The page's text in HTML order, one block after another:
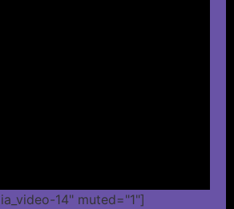
14" muted="1"]